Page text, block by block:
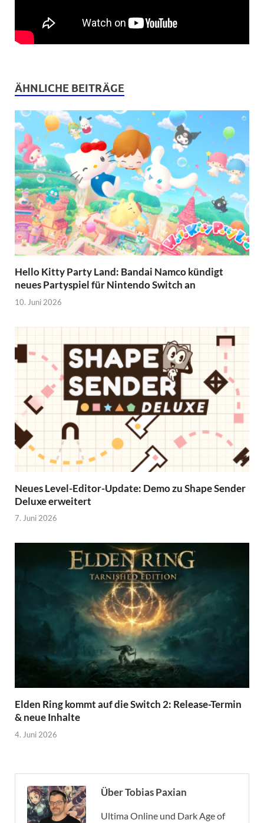
ÄHNLICHE BEITRÄGE
Hello Kitty Party Land: Bandai Namco kündigt
neues Partyspiel für Nintendo Switch an
10. Juni 2026
Neues Level-Editor-Update: Demo zu Shape Sender
Deluxe erweitert
7. Juni 2026
Elden Ring kommt auf die Switch 2: Release-Termin
& neue Inhalte
4. Juni 2026
Über Tobias Paxian
Ultima Online und Dark Age of